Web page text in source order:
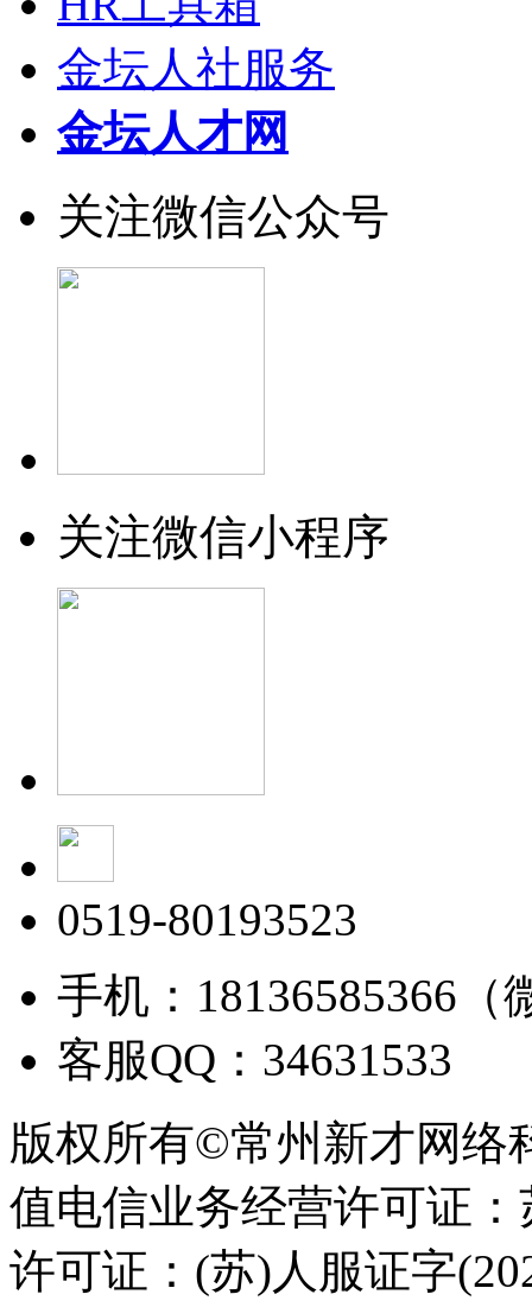
金坛人社服务
金坛人才网
关注微信公众号
关注微信小程序
0519-80193523
手机：18136585366（
客服QQ：34631533
版权所有©常州新才网络
值电信业务经营许可证
许可证：(苏)人服证字